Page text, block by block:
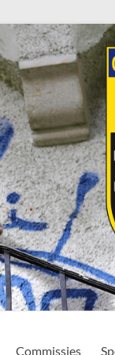
Commissies